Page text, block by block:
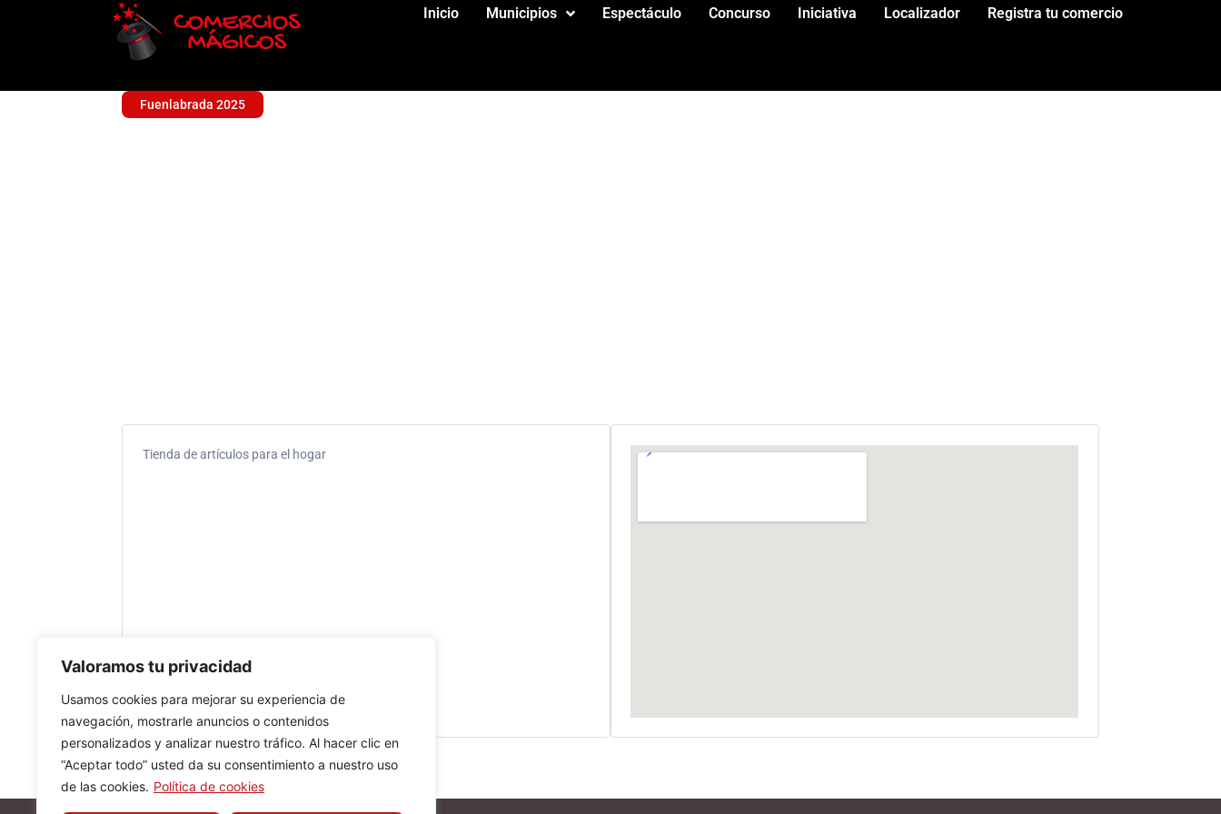
Valoramos tu privacidad
Usamos cookies para mejorar su experiencia de
navegación, mostrarle anuncios o contenidos
personalizados y analizar nuestro tráfico. Al hacer clic en
“Aceptar todo” usted da su consentimiento a nuestro uso
de las cookies. Política de cookies
Inicio Municipios Espectáculo Concurso Iniciativa Localizador Registra tu comercio
Fuenlabrada 2025
Tienda de artículos para el hogar